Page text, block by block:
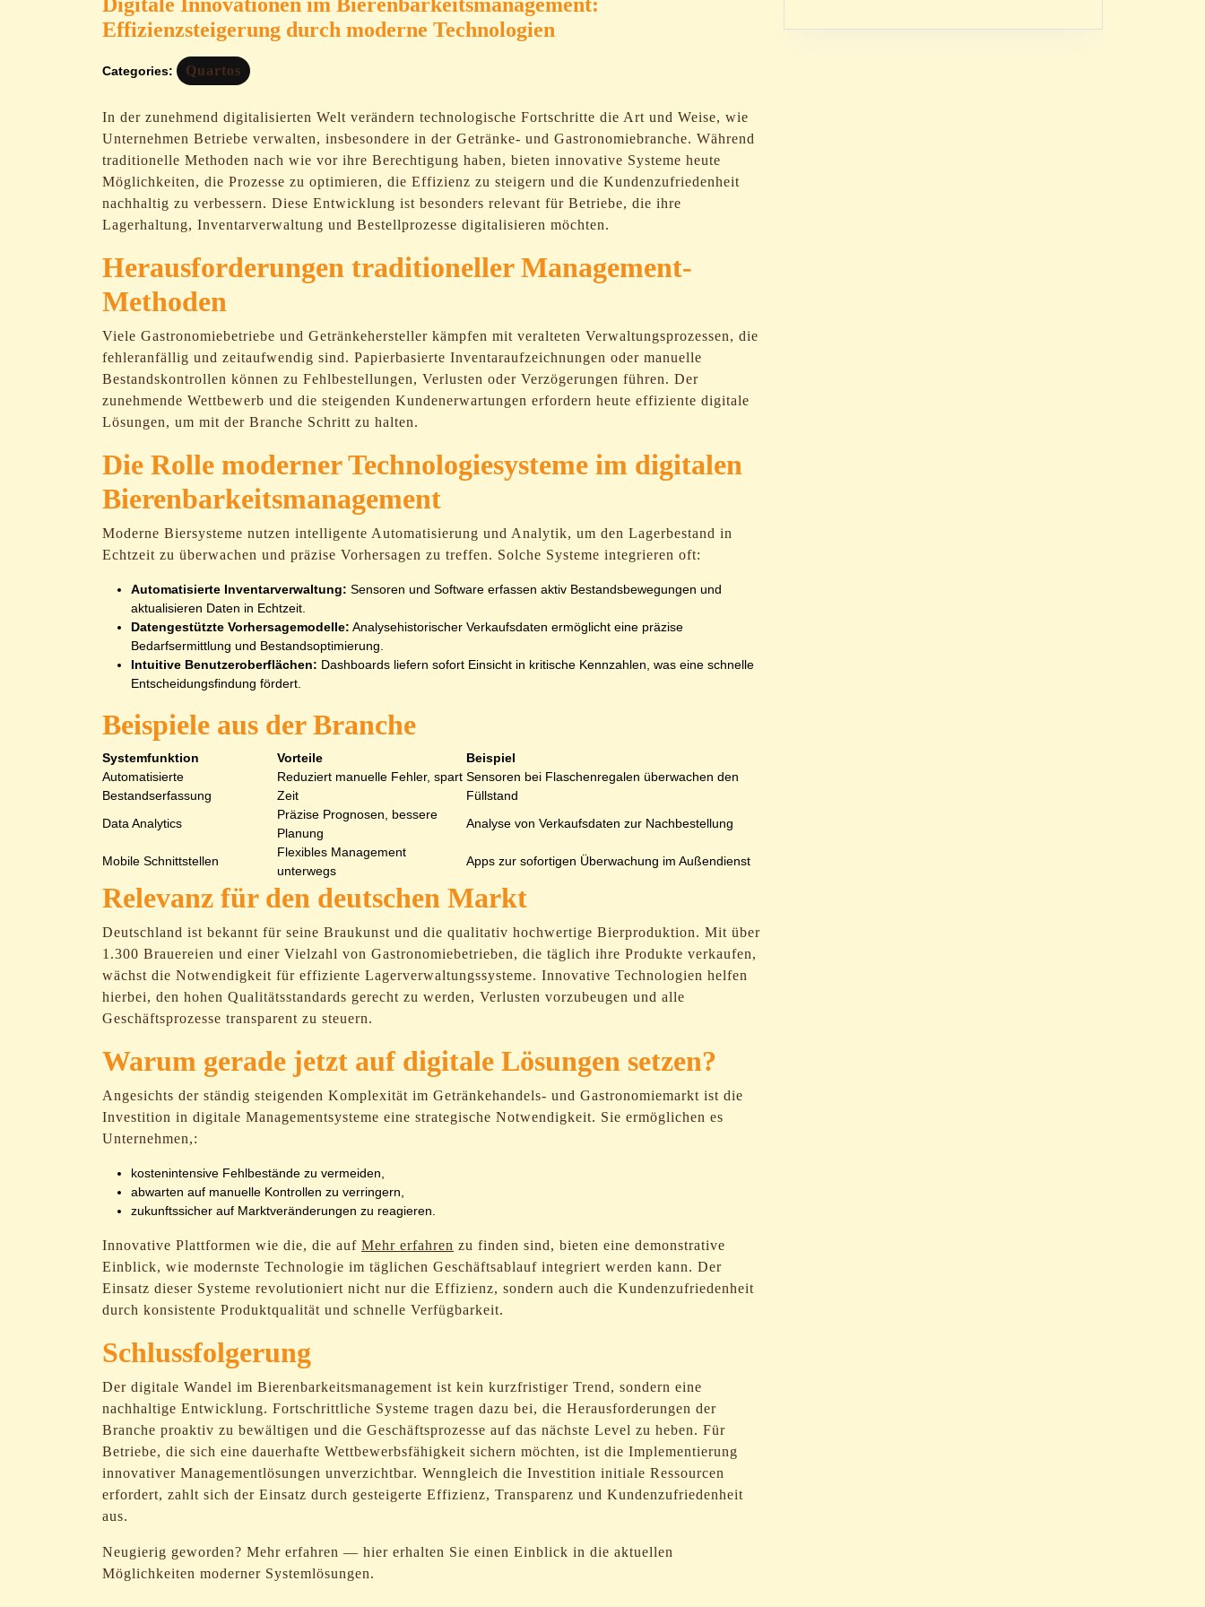
Effizienzsteigerung durch moderne Technologien
Categories: Quartos
In der zunehmend digitalisierten Welt verändern technologische Fortschritte die Art und Weise, wie
Unternehmen Betriebe verwalten, insbesondere in der Getränke- und Gastronomiebranche. Während
traditionelle Methoden nach wie vor ihre Berechtigung haben, bieten innovative Systeme heute
Möglichkeiten, die Prozesse zu optimieren, die Effizienz zu steigern und die Kundenzufriedenheit
nachhaltig zu verbessern. Diese Entwicklung ist besonders relevant für Betriebe, die ihre
Lagerhaltung, Inventarverwaltung und Bestellprozesse digitalisieren möchten.
Herausforderungen traditioneller Management-
Methoden
Viele Gastronomiebetriebe und Getränkehersteller kämpfen mit veralteten Verwaltungsprozessen, die
fehleranfällig und zeitaufwendig sind. Papierbasierte Inventaraufzeichnungen oder manuelle
Bestandskontrollen können zu Fehlbestellungen, Verlusten oder Verzögerungen führen. Der
zunehmende Wettbewerb und die steigenden Kundenerwartungen erfordern heute effiziente digitale
Lösungen, um mit der Branche Schritt zu halten.
Die Rolle moderner Technologiesysteme im digitalen
Bierenbarkeitsmanagement
Moderne Biersysteme nutzen intelligente Automatisierung und Analytik, um den Lagerbestand in
Echtzeit zu überwachen und präzise Vorhersagen zu treffen. Solche Systeme integrieren oft:
Automatisierte Inventarverwaltung: Sensoren und Software erfassen aktiv Bestandsbewegungen und
aktualisieren Daten in Echtzeit.
Datengestützte Vorhersagemodelle: Analysehistorischer Verkaufsdaten ermöglicht eine präzise
Bedarfsermittlung und Bestandsoptimierung.
Intuitive Benutzeroberflächen: Dashboards liefern sofort Einsicht in kritische Kennzahlen, was eine schnelle
Entscheidungsfindung fördert.
Beispiele aus der Branche
Systemfunktion Vorteile
Beispiel
Automatisierte
Bestandserfassung
Reduziert manuelle Fehler, spart
Zeit
Sensoren bei Flaschenregalen überwachen den
Füllstand
Data Analytics
Präzise Prognosen, bessere
Planung
Analyse von Verkaufsdaten zur Nachbestellung
Mobile Schnittstellen
Flexibles Management
unterwegs
Apps zur sofortigen Überwachung im Außendienst
Relevanz für den deutschen Markt
Deutschland ist bekannt für seine Braukunst und die qualitativ hochwertige Bierproduktion. Mit über
1.300 Brauereien und einer Vielzahl von Gastronomiebetrieben, die täglich ihre Produkte verkaufen,
wächst die Notwendigkeit für effiziente Lagerverwaltungssysteme. Innovative Technologien helfen
hierbei, den hohen Qualitätsstandards gerecht zu werden, Verlusten vorzubeugen und alle
Geschäftsprozesse transparent zu steuern.
Warum gerade jetzt auf digitale Lösungen setzen?
Angesichts der ständig steigenden Komplexität im Getränkehandels- und Gastronomiemarkt ist die
Investition in digitale Managementsysteme eine strategische Notwendigkeit. Sie ermöglichen es
Unternehmen,:
kostenintensive Fehlbestände zu vermeiden,
abwarten auf manuelle Kontrollen zu verringern,
zukunftssicher auf Marktveränderungen zu reagieren.
Innovative Plattformen wie die, die auf Mehr erfahren zu finden sind, bieten eine demonstrative
Einblick, wie modernste Technologie im täglichen Geschäftsablauf integriert werden kann. Der
Einsatz dieser Systeme revolutioniert nicht nur die Effizienz, sondern auch die Kundenzufriedenheit
durch konsistente Produktqualität und schnelle Verfügbarkeit.
Schlussfolgerung
Der digitale Wandel im Bierenbarkeitsmanagement ist kein kurzfristiger Trend, sondern eine
nachhaltige Entwicklung. Fortschrittliche Systeme tragen dazu bei, die Herausforderungen der
Branche proaktiv zu bewältigen und die Geschäftsprozesse auf das nächste Level zu heben. Für
Betriebe, die sich eine dauerhafte Wettbewerbsfähigkeit sichern möchten, ist die Implementierung
innovativer Managementlösungen unverzichtbar. Wenngleich die Investition initiale Ressourcen
erfordert, zahlt sich der Einsatz durch gesteigerte Effizienz, Transparenz und Kundenzufriedenheit
aus.
Neugierig geworden? Mehr erfahren — hier erhalten Sie einen Einblick in die aktuellen
Möglichkeiten moderner Systemlösungen.